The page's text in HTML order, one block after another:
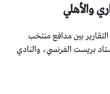
والأهلي
بين مدافع منتخب
بريست الفرنسي، والنادي